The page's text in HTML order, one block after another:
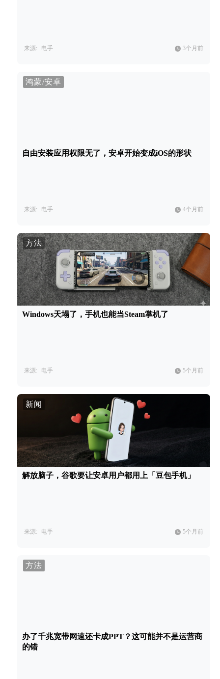
来源: 电手 3个月前
鸿蒙/安卓
自由安装应用权限无了，安卓开始变成iOS的形状
来源: 电手 4个月前
方法
Windows天塌了，手机也能当Steam掌机了
来源: 电手 5个月前
新闻
解放脑子，谷歌要让安卓用户都用上「豆包手机」
来源: 电手 5个月前
方法
办了千兆宽带网速还卡成PPT？这可能并不是运营商
的错